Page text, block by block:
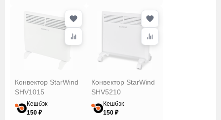
Конвектор StarWind
SHV1015
Кешбэк
150 ₽
Конвектор StarWind
SHV5210
Кешбэк
150 ₽